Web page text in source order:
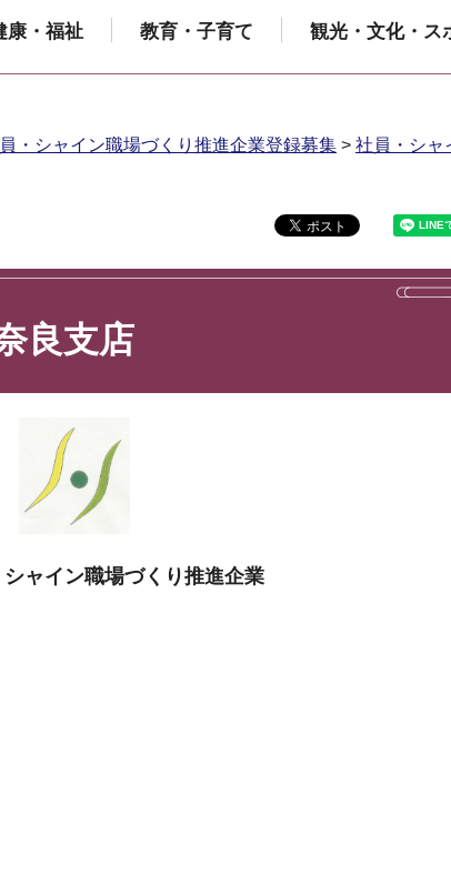
康・福祉 教育・子育て 観光・文化・ス
・シャイン職場づくり推進企業登録募集 > 社員・シャ
良支店
ャイン職場づくり推進企業